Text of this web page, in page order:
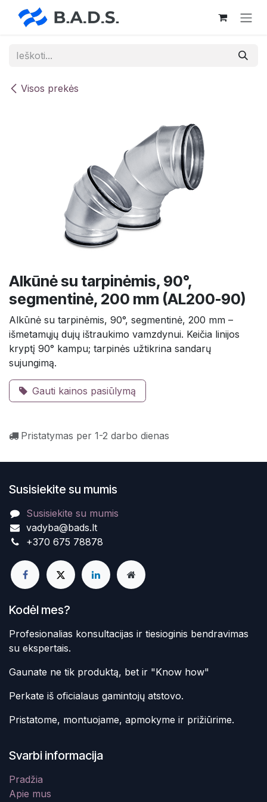
Skip to Content
Visos prekės
Alkūnė su tarpinėmis, 90°,
segmentinė, 200 mm (AL200-90)
Alkūnė su tarpinėmis, 90°, segmentinė, 200 mm –
išmetamųjų dujų ištraukimo vamzdynui. Keičia linijos
kryptį 90° kampu; tarpinės užtikrina sandarų
sujungimą.
Gauti kainos pasiūlymą
Pristatymas per 1-2 darbo dienas
Susisiekite su mumis
Susisiekite su mumis
vadyba@bads.lt
+370 675 78878
Kodėl mes?
Profesionalias konsultacijas ir tiesioginis bendravimas
su ekspertais.
Gaunate ne tik produktą, bet ir "Know how"
Perkate iš oficialaus gamintojų atstovo.
Pristatome, montuojame, apmokyme ir prižiūrime.
Svarbi informacija
Pradžia
Apie mus